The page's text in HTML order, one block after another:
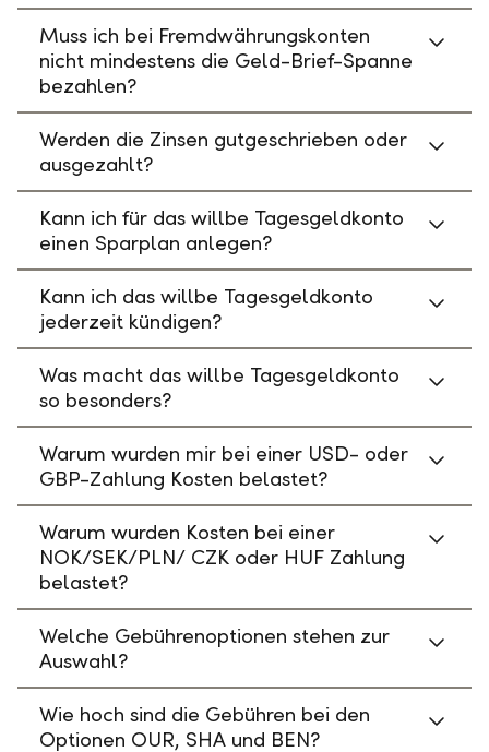
Muss ich bei Fremdwährungskonten
nicht mindestens die Geld-Brief-Spanne
bezahlen?
Werden die Zinsen gutgeschrieben oder
ausgezahlt?
Kann ich für das willbe Tagesgeldkonto
einen Sparplan anlegen?
Kann ich das willbe Tagesgeldkonto
jederzeit kündigen?
Was macht das willbe Tagesgeldkonto
so besonders?
Warum wurden mir bei einer USD- oder
GBP-Zahlung Kosten belastet?
Warum wurden Kosten bei einer
NOK/SEK/PLN/ CZK oder HUF Zahlung
belastet?
Welche Gebührenoptionen stehen zur
Auswahl?
Wie hoch sind die Gebühren bei den
Optionen OUR, SHA und BEN?